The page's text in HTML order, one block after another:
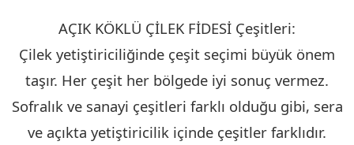
AÇIK KÖKLÜ ÇİLEK FİDESİ Çeşitleri:
Çilek yetiştiriciliğinde çeşit seçimi büyük önem
taşır. Her çeşit her bölgede iyi sonuç vermez.
Sofralık ve sanayi çeşitleri farklı olduğu gibi, sera
ve açıkta yetiştiricilik içinde çeşitler farklıdır.